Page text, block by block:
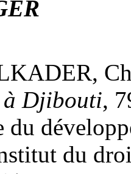
Djibouti,
du
du